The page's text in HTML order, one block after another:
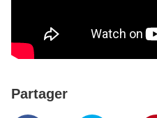
Partager